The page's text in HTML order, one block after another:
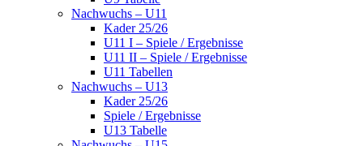
Nachwuchs – U11
Kader 25/26
U11 I – Spiele / Ergebnisse
U11 II – Spiele / Ergebnisse
U11 Tabellen
Nachwuchs – U13
Kader 25/26
Spiele / Ergebnisse
U13 Tabelle